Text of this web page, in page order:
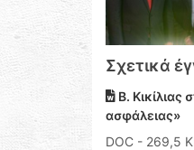
Σχετικά
Β.
ασφάλειας»
DOC - 269,5